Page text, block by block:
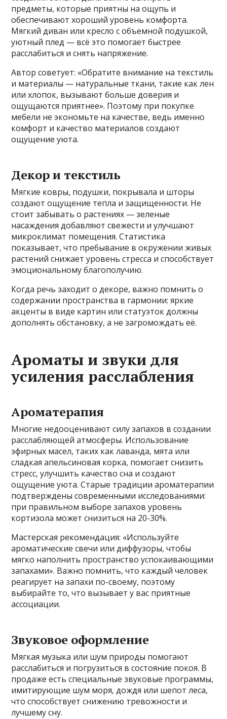
предметы, которые приятны на ощупь и
обеспечивают хороший уровень комфорта.
Мягкий диван или кресло с объемной подушкой,
уютный плед — всё это помогает быстрее
расслабиться и снять напряжение.
Автор советует: «Обратите внимание на текстиль
и материалы — натуральные ткани, такие как лен
или хлопок, вызывают больше доверия и
ощущаются приятнее». Поэтому при покупке
мебели не экономьте на качестве, ведь именно
комфорт и качество материалов создают
ощущение уюта.
Декор и текстиль
Мягкие ковры, подушки, покрывала и шторы
создают ощущение тепла и защищенности. Не
стоит забывать о растениях — зеленые
насаждения добавляют свежести и улучшают
микроклимат помещения. Статистика
показывает, что пребывание в окружении живых
растений снижает уровень стресса и способствует
эмоциональному благополучию.
Когда речь заходит о декоре, важно помнить о
содержании пространства в гармонии: яркие
акценты в виде картин или статуэток должны
дополнять обстановку, а не загромождать её.
Ароматы и звуки для
усиления расслабления
Ароматерапия
Многие недооценивают силу запахов в создании
расслабляющей атмосферы. Использование
эфирных масел, таких как лаванда, мята или
сладкая апельсиновая корка, помогает снизить
стресс, улучшить качество сна и создают
ощущение уюта. Старые традиции ароматерапии
подтверждены современными исследованиями:
при правильном выборе запахов уровень
кортизола может снизиться на 20-30%.
Мастерская рекомендация: «Используйте
ароматические свечи или диффузоры, чтобы
мягко наполнить пространство успокаивающими
запахами». Важно помнить, что каждый человек
реагирует на запахи по-своему, поэтому
выбирайте то, что вызывает у вас приятные
ассоциации.
Звуковое оформление
Мягкая музыка или шум природы помогают
расслабиться и погрузиться в состояние покоя. В
продаже есть специальные звуковые программы,
имитирующие шум моря, дождя или шепот леса,
что способствует снижению тревожности и
лучшему сну.